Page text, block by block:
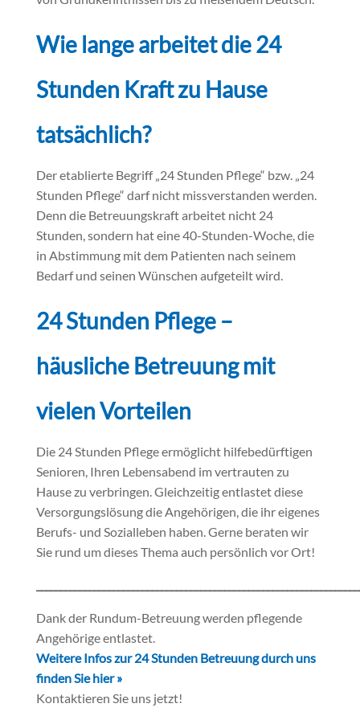
Wie lange arbeitet die 24
Stunden Kraft zu Hause
tatsächlich?
Der etablierte Begriff „24 Stunden Pflege“ bzw. „24
Stunden Pflege“ darf nicht missverstanden werden.
Denn die Betreuungskraft arbeitet nicht 24
Stunden, sondern hat eine 40-Stunden-Woche, die
in Abstimmung mit dem Patienten nach seinem
Bedarf und seinen Wünschen aufgeteilt wird.
24 Stunden Pflege –
häusliche Betreuung mit
vielen Vorteilen
Die 24 Stunden Pflege ermöglicht hilfebedürftigen
Senioren, Ihren Lebensabend im vertrauten zu
Hause zu verbringen. Gleichzeitig entlastet diese
Versorgungslösung die Angehörigen, die ihr eigenes
Berufs- und Sozialleben haben. Gerne beraten wir
Sie rund um dieses Thema auch persönlich vor Ort!
Dank der Rundum-Betreuung werden pflegende
Angehörige entlastet.
Weitere Infos zur 24 Stunden Betreuung durch uns
finden Sie hier »
Kontaktieren Sie uns jetzt!